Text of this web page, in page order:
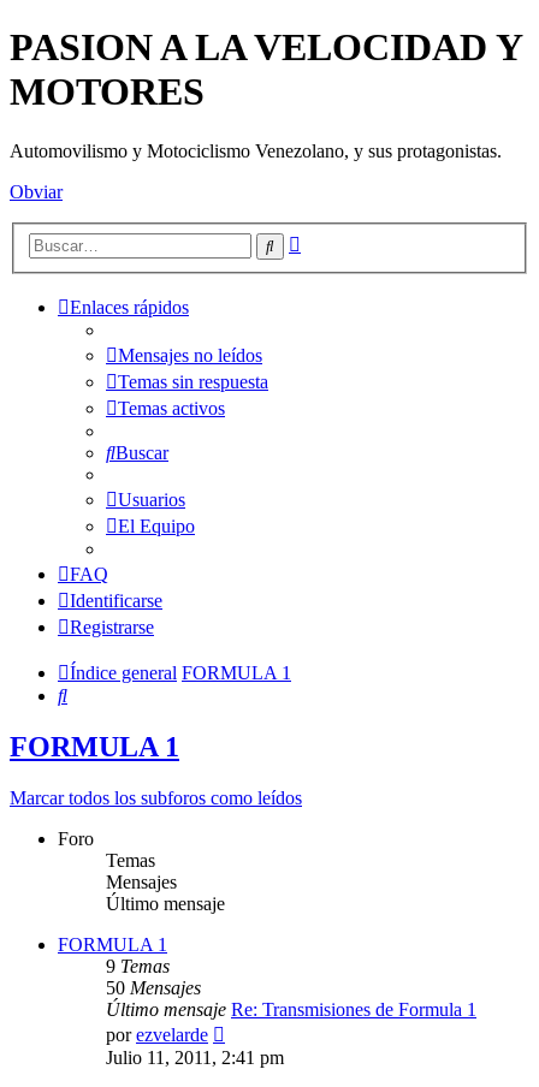
PASION A LA VELOCIDAD Y
MOTORES
Automovilismo y Motociclismo Venezolano, y sus protagonistas.
Obviar
Buscar
Enlaces rápidos
Mensajes no leídos
Temas sin respuesta
Temas activos
Buscar
Usuarios
El Equipo
FAQ
Identificarse
Registrarse
Índice general FORMULA 1
Buscar
FORMULA 1
Marcar todos los subforos como leídos
Foro
Temas
Mensajes
Último mensaje
FORMULA 1
9 Temas
50 Mensajes
Último mensaje Re: Transmisiones de Formula 1
porezvelarde
último
mensaje
Julio 11, 2011, 2:41 pm